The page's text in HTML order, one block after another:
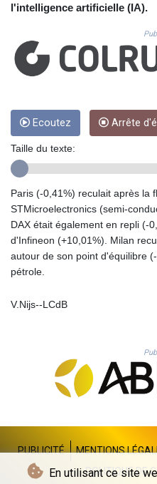
En utilisant ce site
l'intelligence artificielle (IA).
Ecoutez Arrête
Taille du texte:
Paris (-0,41%) reculait après la
STMicroelectronics (semi-
DAX était également en repli (-
d'Infineon (+10,01%). Milan
autour de son point d'équilibre
pétrole.
V.Nijs--LCdB
PUBLICITÉ MENTIONS
POLITIQUE DE